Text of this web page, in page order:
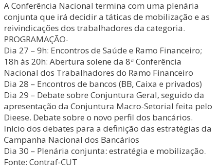
A Conferência Nacional termina com uma plenária
conjunta que irá decidir a táticas de mobilização e as
reivindicações dos trabalhadores da categoria.
PROGRAMAÇÃO-
Dia 27 – 9h: Encontros de Saúde e Ramo Financeiro;
18h às 20h: Abertura solene da 8ª Conferência
Nacional dos Trabalhadores do Ramo Financeiro
Dia 28 – Encontros de bancos (BB, Caixa e privados)
Dia 29 – Debate sobre Conjuntura Geral, seguido da
apresentação da Conjuntura Macro-Setorial feita pelo
Dieese. Debate sobre o novo perfil dos bancários.
Início dos debates para a definição das estratégias da
Campanha Nacional dos Bancários
Dia 30 – Plenária conjunta: estratégia e mobilização.
Fonte: Contraf-CUT